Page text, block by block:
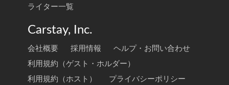
ライター一覧
Carstay, Inc.
会社概要 採用情報
ヘルプ・お問い合わせ
利用規約（ゲスト・ホルダー）
利用規約（ホスト）
プライバシーポリシー